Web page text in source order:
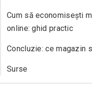
Cum să economisești
online: ghid practic
Concluzie: ce magazin
Surse